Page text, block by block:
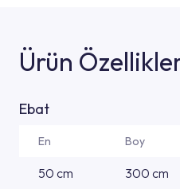
Ürün
Ebat
En Boy
50 cm 300 cm